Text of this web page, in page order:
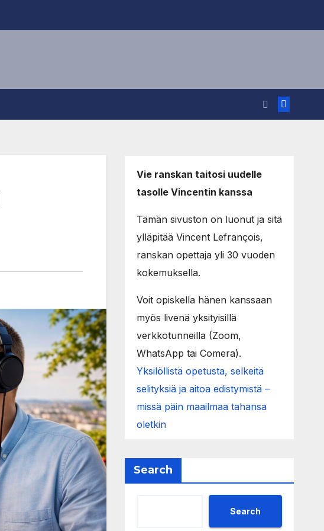
Vie ranskan taitosi uudelle
tasolle Vincentin kanssa
Tämän sivuston on luonut ja sitä
ylläpitää Vincent Lefrançois,
ranskan opettaja yli 30 vuoden
kokemuksella.
Voit opiskella hänen kanssaan
myös livenä yksityisillä
verkkotunneilla (Zoom,
WhatsApp tai Comera).
Yksilöllistä opetusta, selkeitä
selityksiä ja aitoa edistymistä –
missä päin maailmaa tahansa
oletkin
Search
Search